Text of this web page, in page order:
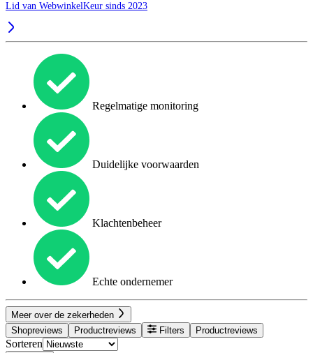
Lid van WebwinkelKeur sinds 2023
Regelmatige monitoring
Duidelijke voorwaarden
Klachtenbeheer
Echte ondernemer
Meer over de zekerheden
Shopreviews
Productreviews Filters Productreviews
Sorteren